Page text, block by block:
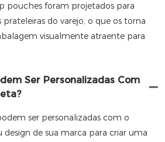
pouches foram projetados para
prateleiras do varejo, o que os torna
visualmente atraente para
Ser Personalizadas Com
ser personalizadas com o
de sua marca para criar uma